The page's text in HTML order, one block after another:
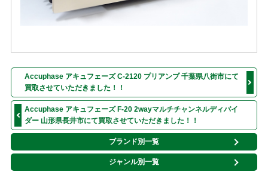
Accuphase アキュフェーズ C-2120 プリアンプ 千葉県八街市にて
買取させていただきました！！
Accuphase アキュフェーズ F-20 2wayマルチチャンネルディバイ
ダー 山形県長井市にて買取させていただきました！！
ブランド別一覧
ジャンル別一覧